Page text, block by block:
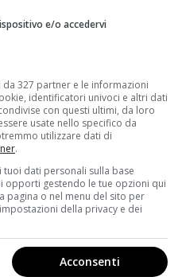
film che si interroga
ragazzi.
e che merita luce.
un’occasione
affrontano la malattia
da dentro,
e molto reale.
fronte a un cinema
e/o accedervi
327 partner e le informazioni
identificatori univoci e altri dati
con questi ultimi, da loro
usate nello specifico da
utilizzare dati di
.
dati personali sulla base
opporti gestendo le tue opzioni qui
pagina o nel menu del sito per
della privacy e dei
Acconsenti